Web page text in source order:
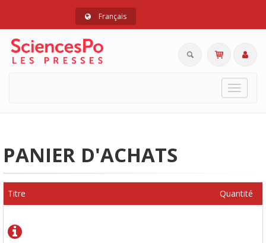
Français
Toggle
PANIER D'ACHATS
Titre Quantité